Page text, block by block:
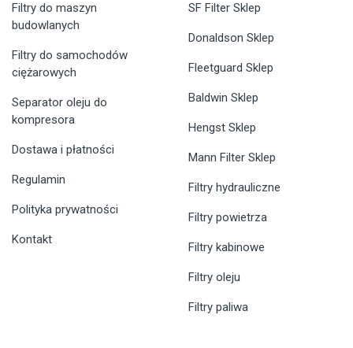
Filtry do maszyn
budowlanych
Filtry do samochodów
ciężarowych
Separator oleju do
kompresora
Dostawa i płatności
Regulamin
Polityka prywatności
Kontakt
SF Filter Sklep
Donaldson Sklep
Fleetguard Sklep
Baldwin Sklep
Hengst Sklep
Mann Filter Sklep
Filtry hydrauliczne
Filtry powietrza
Filtry kabinowe
Filtry oleju
Filtry paliwa